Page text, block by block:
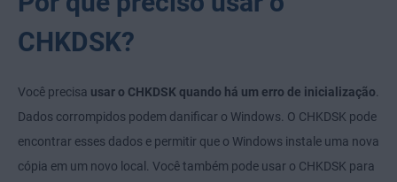
CHKDSK?
Você precisa usar o CHKDSK quando há um erro de inicialização
Dados corrompidos podem danificar o Windows. O CHKDSK pode
encontrar esses dados e permitir que o Windows instale uma nova
cópia em um novo local. Você também pode usar o CHKDSK para